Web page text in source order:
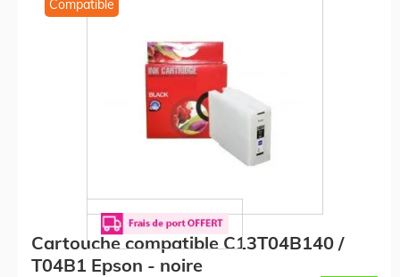
Compatible
Cartouche compatible C13T04B140 /
T04B1 Epson - noire